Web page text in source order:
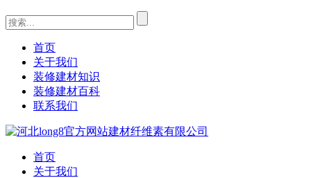
首页
关于我们
装修建材知识
装修建材百科
联系我们
首页
关于我们